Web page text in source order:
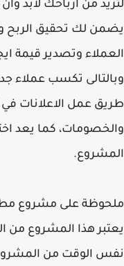
لتزيد من ارباحك لابد
يضمن لك تحقيق الربح
العملاء وتصدير قيمة
وبالتالى تكسب عملاء
طريق عمل الاعلانات
والخصومات، كما يعد
المشروع.
ملحوظة على مشروع
يعتبر هذا المشروع من
نفس الوقت من